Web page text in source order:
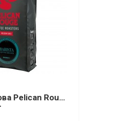
Pelican Rouge